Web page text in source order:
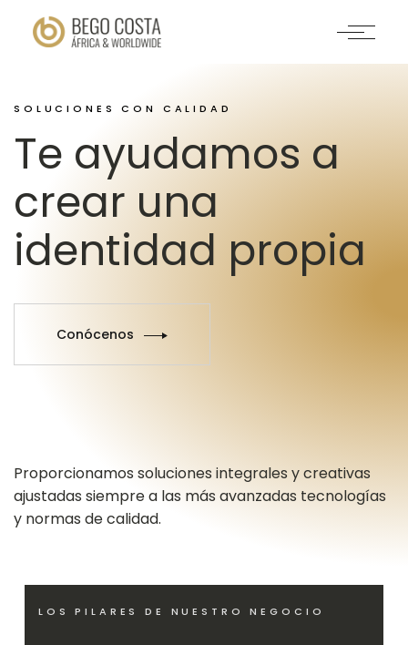
SOLUCIONES CON CALIDAD
Te ayudamos a
crear una
identidad propia
Conócenos
Proporcionamos soluciones integrales y creativas
ajustadas siempre a las más avanzadas tecnologías
y normas de calidad.
LOS PILARES DE NUESTRO NEGOCIO